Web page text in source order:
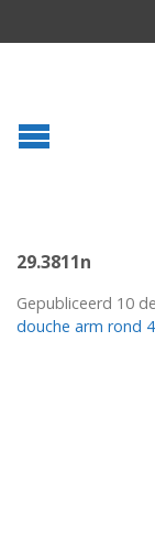
29.3811n
Gepubliceerd 10
douche arm rond